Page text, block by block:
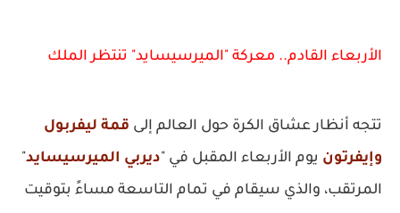
الأربعاء القادم.. معركة "الميرسيسايد" تنتظر الملك
تتجه أنظار عشاق الكرة حول العالم إلى قمة ليفربول
وإيفرتون يوم الأربعاء المقبل في "ديربي الميرسيسايد"
المرتقب، والذي سيقام في تمام التاسعة مساءً بتوقيت